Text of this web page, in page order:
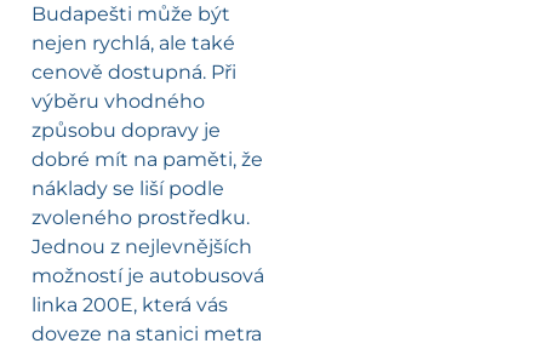
Budapešti může být
nejen rychlá, ale také
cenově dostupná. Při
výběru vhodného
způsobu dopravy je
dobré mít na paměti, že
náklady se liší podle
zvoleného prostředku.
Jednou z nejlevnějších
možností je autobusová
linka 200E, která vás
doveze na stanici metra